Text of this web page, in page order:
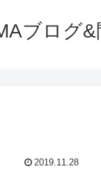
ブログ&
2019.11.28